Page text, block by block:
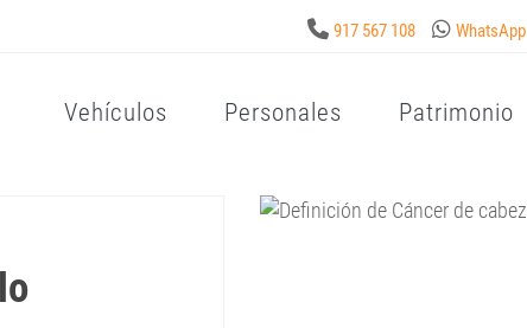
917 567 108 WhatsApp
Vehículos Personales Patrimonio